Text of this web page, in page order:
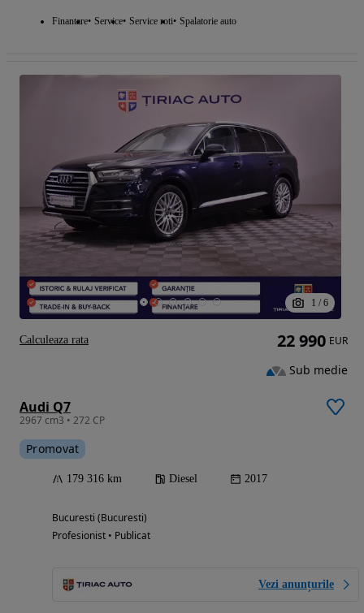
Finantare Service Service roti Spalatorie auto
1 / 6
Audi Q7
2967 cm3 • 272 CP
Promovat
179 316 km Diesel 2017
Bucuresti (Bucuresti)
Profesionist • Publicat
Vezi anunțurile
22 990 EUR
Sub medie
Calculeaza rata